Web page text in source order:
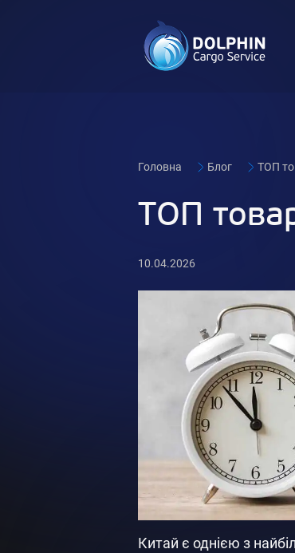
Головна Блог ТОП
ТОП
10.04.2026
Китай є однією з